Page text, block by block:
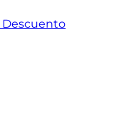
Descuento